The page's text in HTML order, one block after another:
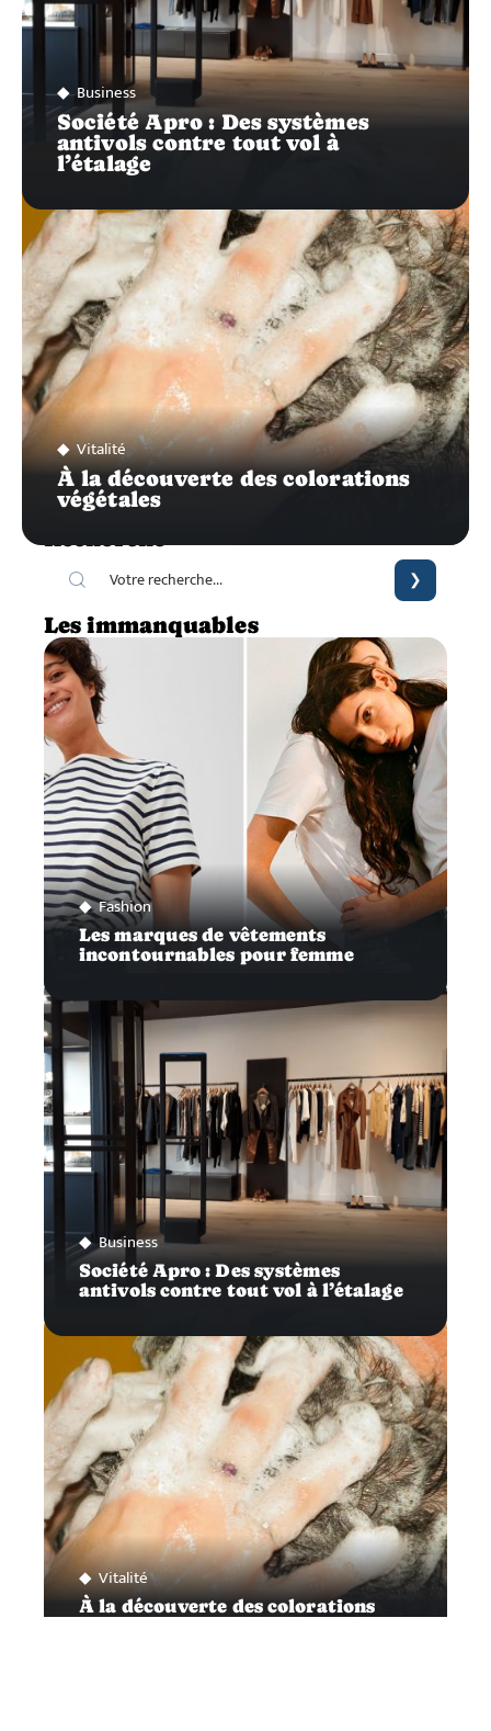
Business
Société Apro : Des systèmes
antivols contre tout vol à
l’étalage
Vitalité
À la découverte des colorations
végétales
Les immanquables
Fashion
Les marques de vêtements
incontournables pour femme
Business
Société Apro : Des systèmes
antivols contre tout vol à l’étalage
Vitalité
À la découverte des colorations